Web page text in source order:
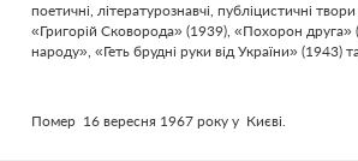
поетичні, літературознавчі, публіцистичні
«Григорій Сковорода» (1939), «Похорон друга»
народу», «Геть брудні руки від України» (1943)
Помер 16 вересня 1967 року у Києві.